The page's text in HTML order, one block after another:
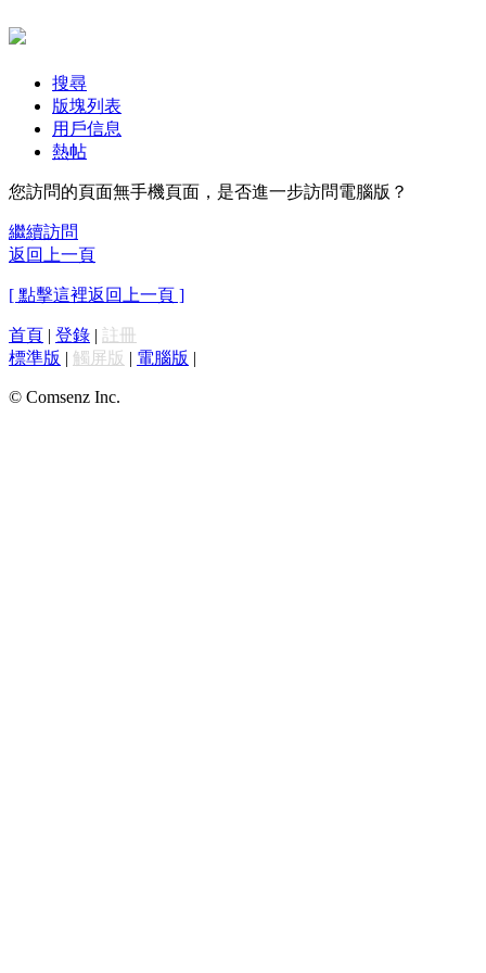
搜尋
版塊列表
用戶信息
熱帖
您訪問的頁面無手機頁面，是否進一步訪問電腦版？
繼續訪問
返回上一頁
[ 點擊這裡返回上一頁 ]
首頁 | 登錄 | 註冊
標準版 | 觸屏版 | 電腦版 |
© Comsenz Inc.